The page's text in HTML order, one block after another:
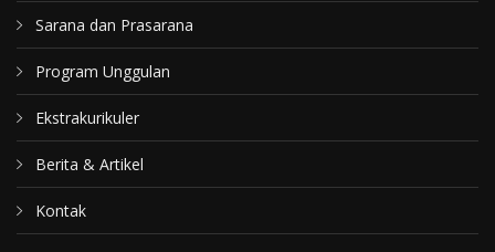
Sarana dan Prasarana
Program Unggulan
Ekstrakurikuler
Berita & Artikel
Kontak